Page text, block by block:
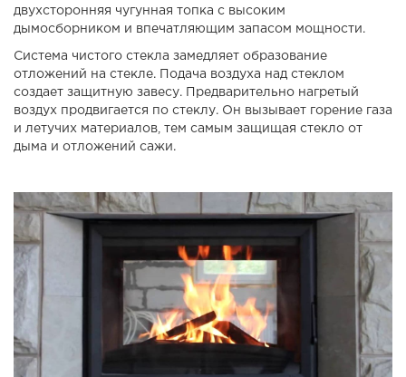
двухсторонняя чугунная топка с высоким
дымосборником и впечатляющим запасом мощности.
Система чистого стекла замедляет образование
отложений на стекле. Подача воздуха над стеклом
создает защитную завесу. Предварительно нагретый
воздух продвигается по стеклу. Он вызывает горение газа
и летучих материалов, тем самым защищая стекло от
дыма и отложений сажи.